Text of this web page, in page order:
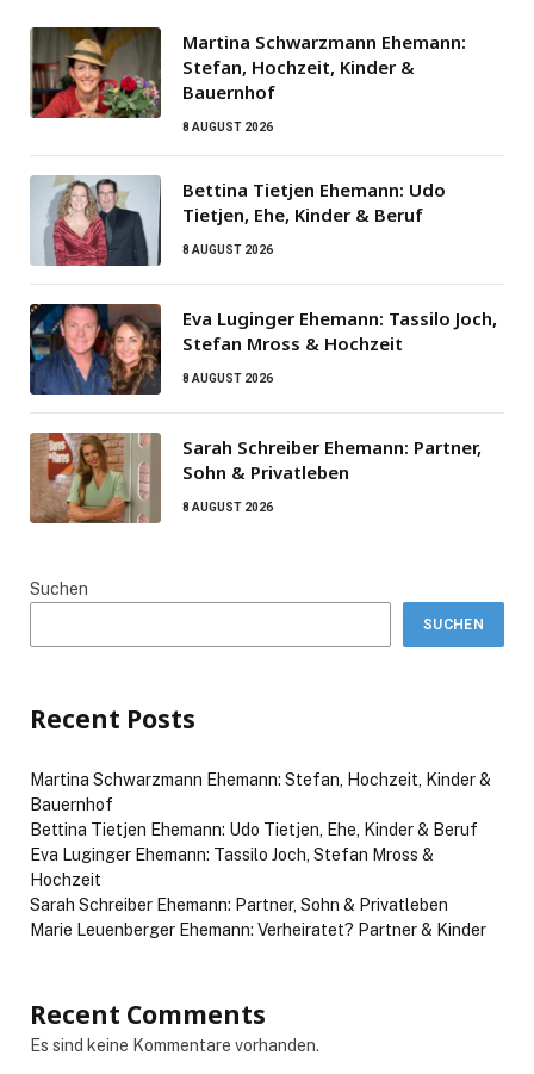
Martina Schwarzmann Ehemann:
Stefan, Hochzeit, Kinder &
Bauernhof
8 AUGUST 2026
Bettina Tietjen Ehemann: Udo
Tietjen, Ehe, Kinder & Beruf
8 AUGUST 2026
Eva Luginger Ehemann: Tassilo Joch,
Stefan Mross & Hochzeit
8 AUGUST 2026
Sarah Schreiber Ehemann: Partner,
Sohn & Privatleben
8 AUGUST 2026
Suchen
SUCHEN
Recent Posts
Martina Schwarzmann Ehemann: Stefan, Hochzeit, Kinder &
Bauernhof
Bettina Tietjen Ehemann: Udo Tietjen, Ehe, Kinder & Beruf
Eva Luginger Ehemann: Tassilo Joch, Stefan Mross &
Hochzeit
Sarah Schreiber Ehemann: Partner, Sohn & Privatleben
Marie Leuenberger Ehemann: Verheiratet? Partner & Kinder
Recent Comments
Es sind keine Kommentare vorhanden.